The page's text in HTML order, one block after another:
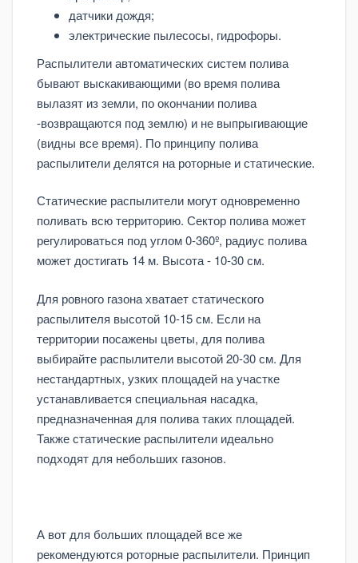
датчики дождя;
электрические пылесосы, гидрофоры.
Распылители автоматических систем полива
бывают выскакивающими (во время полива
вылазят из земли, по окончании полива
-возвращаются под землю) и не выпрыгивающие
(видны все время). По принципу полива
распылители делятся на роторные и статические.
Статические распылители могут одновременно
поливать всю территорию. Сектор полива может
регулироваться под углом 0-360º, радиус полива
может достигать 14 м. Высота - 10-30 см.
Для ровного газона хватает статического
распылителя высотой 10-15 см. Если на
территории посажены цветы, для полива
выбирайте распылители высотой 20-30 см. Для
нестандартных, узких площадей на участке
устанавливается специальная насадка,
предназначенная для полива таких площадей.
Также статические распылители идеально
подходят для небольших газонов.
А вот для больших площадей все же
рекомендуются роторные распылители. Принцип